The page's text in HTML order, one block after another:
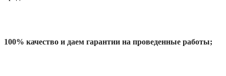
100% качество и даем гарантии на проведенные работы;